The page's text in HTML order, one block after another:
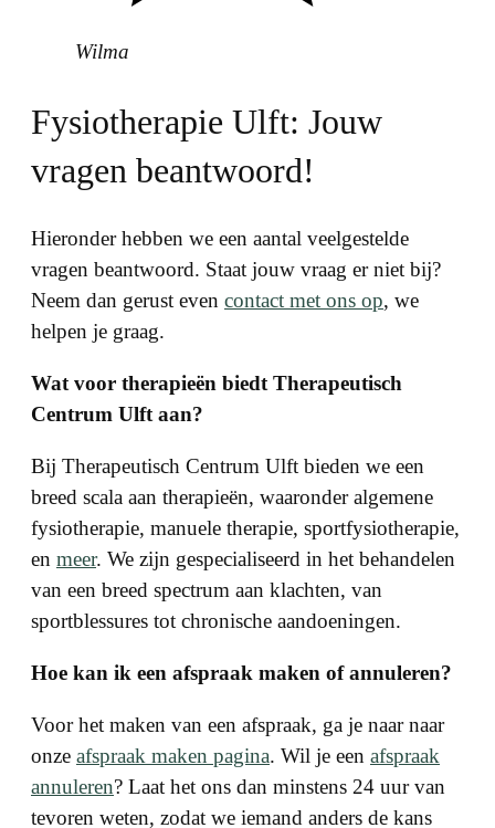
Wilma
Fysiotherapie Ulft: Jouw
vragen beantwoord!
Hieronder hebben we een aantal veelgestelde
vragen beantwoord. Staat jouw vraag er niet bij?
Neem dan gerust even contact met ons op, we
helpen je graag.
Wat voor therapieën biedt Therapeutisch
Centrum Ulft aan?
Bij Therapeutisch Centrum Ulft bieden we een
breed scala aan therapieën, waaronder algemene
fysiotherapie, manuele therapie, sportfysiotherapie,
en meer. We zijn gespecialiseerd in het behandelen
van een breed spectrum aan klachten, van
sportblessures tot chronische aandoeningen.
Hoe kan ik een afspraak maken of annuleren?
Voor het maken van een afspraak, ga je naar naar
onze afspraak maken pagina. Wil je een afspraak
annuleren? Laat het ons dan minstens 24 uur van
tevoren weten, zodat we iemand anders de kans